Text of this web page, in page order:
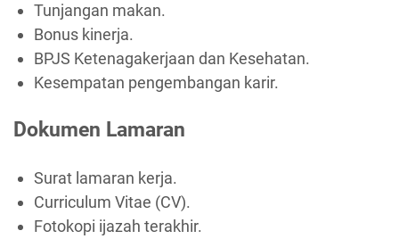
Tunjangan makan.
Bonus kinerja.
BPJS Ketenagakerjaan dan Kesehatan.
Kesempatan pengembangan karir.
Dokumen Lamaran
Surat lamaran kerja.
Curriculum Vitae (CV).
Fotokopi ijazah terakhir.